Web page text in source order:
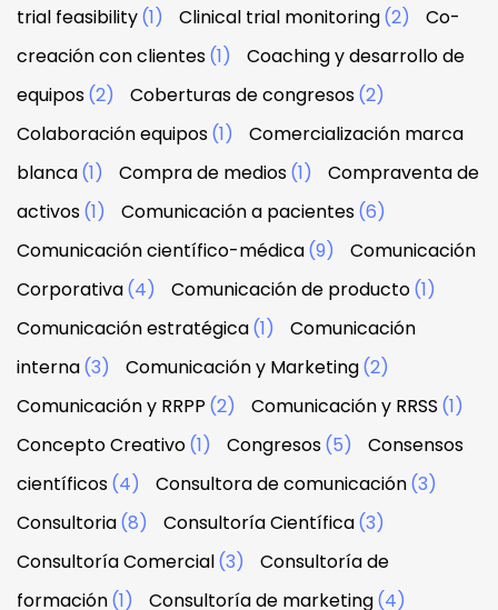
trial feasibility(1) Clinical trial monitoring(2)
Co-
creación con clientes(1)
Coaching y desarrollo de
equipos(2) Coberturas de congresos(2)
Colaboración equipos(1)
Comercialización marca
blanca(1) Compra de medios(1)
Compraventa de
activos(1) Comunicación a pacientes(6)
Comunicación científico-médica(9)
Comunicación
Corporativa(4) Comunicación de producto(1)
Comunicación estratégica(1)
Comunicación
interna(3) Comunicación y Marketing(2)
Comunicación y RRPP (2) Comunicación y RRSS (1)
Concepto Creativo(1) Congresos(5)
Consensos
científicos(4) Consultora de comunicación(3)
Consultoria(8) Consultoría Científica(3)
Consultoría Comercial(3)
Consultoría de
formación(1) Consultoría de marketing(4)